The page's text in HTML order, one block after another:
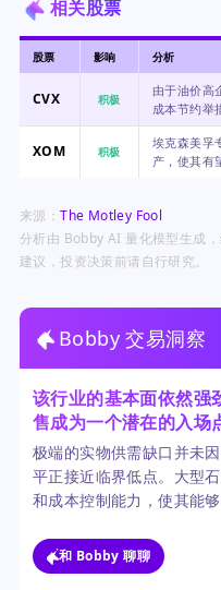
相关股票
股票 影响 分析
CVX 积极
由于油价高
成本节约举
金流目标，
上涨。
XOM 积极
埃克森美孚
产，使其有
来源：The Motley Fool
分析由 Bobby AI 量化模型生成
建议，投资决策前请自行研究。
Bobby 交易洞察
该行业的基本面依然强
售成为一个潜在的入场
极端的实物供需缺口并未
平正接近临界低点。大型
和成本控制能力，使其能
和 Bobby 聊聊